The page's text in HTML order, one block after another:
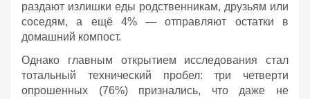
раздают излишки еды родственникам, друзьям или
соседям, а ещё 4% — отправляют остатки в
домашний компост.
Однако главным открытием исследования стал
тотальный технический пробел: три четверти
опрошенных (76%) признались, что даже не